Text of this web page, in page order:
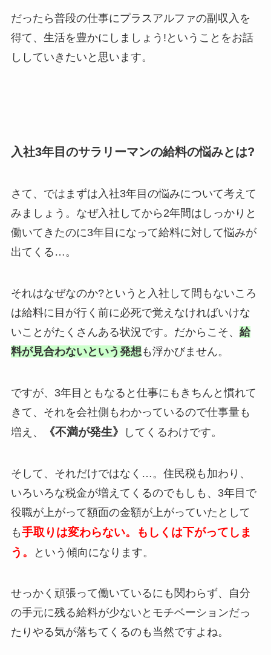
だったら普段の仕事にプラスアルファの副収入を
得て、生活を豊かにしましょう!ということをお話
ししていきたいと思います。
入社3年目のサラリーマンの給料の悩みとは?
さて、ではまずは入社3年目の悩みについて考えて
みましょう。なぜ入社してから2年間はしっかりと
働いてきたのに3年目になって給料に対して悩みが
出てくる…。
それはなぜなのか?というと入社して間もないころ
は給料に目が行く前に必死で覚えなければいけな
いことがたくさんある状況です。だからこそ、 給
料が見合わないという発想 も浮かびません。
ですが、3年目ともなると仕事にもきちんと慣れて
きて、それを会社側もわかっているので仕事量も
増え、
《不満が発生》 してくるわけです。
そして、それだけではなく…。住民税も加わり、
いろいろな税金が増えてくるのでもしも、3年目で
役職が上がって額面の金額が上がっていたとして
も手取りは変わらない。もしくは下がってしま
う。
という傾向になります。
せっかく頑張って働いているにも関わらず、自分
の手元に残る給料が少ないとモチベーションだっ
たりやる気が落ちてくるのも当然ですよね。